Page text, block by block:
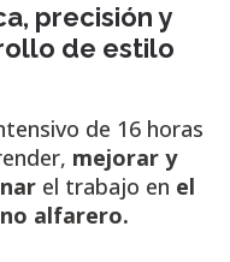
precisión y
de estilo
de 16 horas
mejorar y
el trabajo en el
alfarero.